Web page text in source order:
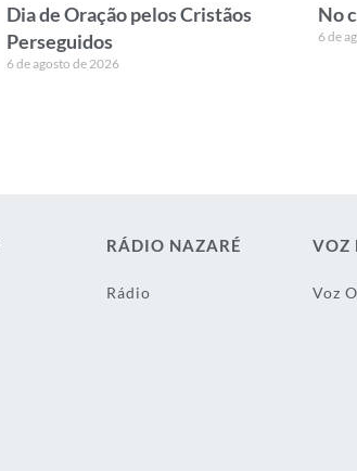
Dia de Oração pelos Cristãos
Perseguidos
6 de agosto de 2026
No
6 de
RÁDIO NAZARÉ
Rádio
VOZ
Voz